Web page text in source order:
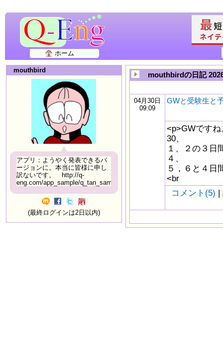
ホーム
mouthbird
アプリ：ようやく発表できるバ
ージョンに。本当に皆様に申し
訳ないです。 http://q-
eng.com/app_sample/q_tan_sample06.html
(最終ログインは2日以内)
mouthbirdの日記
04月30日
09:09
GWと受験生と
<p>GWです
30、
１、２の３日
４、
５，６と４日
<br
コメント(5) |